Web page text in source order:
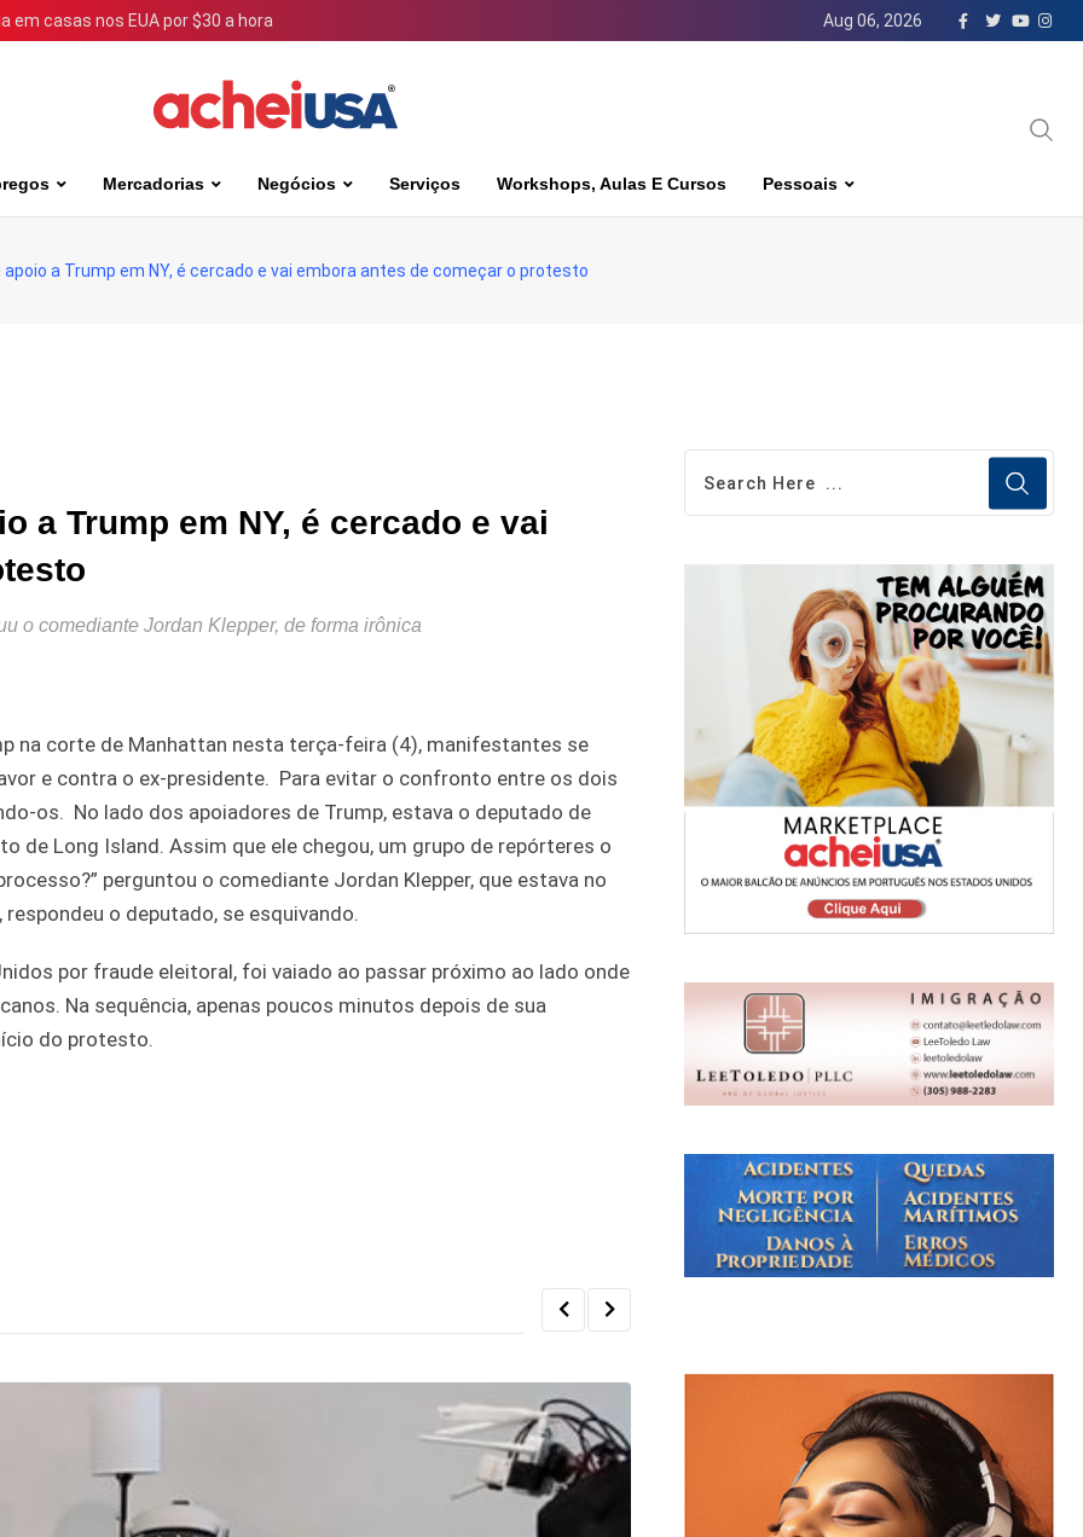
casas nos EUA por $30 a hora Aug 06, 2026
Mercadorias Negócios Serviços Workshops, Aulas E Cursos Pessoais
a Trump em NY, é cercado e vai embora antes de começar o protesto
a Trump em NY, é cercado e vai
o comediante Jordan Klepper, de forma irônica
na corte de Manhattan nesta terça-feira (4), manifestantes se
e contra o ex-presidente. Para evitar o confronto entre os dois
os. No lado dos apoiadores de Trump, estava o deputado de
de Long Island. Assim que ele chegou, um grupo de repórteres o
perguntou o comediante Jordan Klepper, que estava no
o deputado, se esquivando.
por fraude eleitoral, foi vaiado ao passar próximo ao lado onde
Na sequência, apenas poucos minutos depois de sua
do protesto.